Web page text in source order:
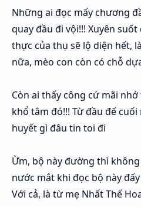
Những ai đọc mấy chương
quay đầu đi vội!!! Xuyên
thực của thụ sẽ lộ diện hết,
nữa, mèo con còn có chỗ
Còn ai thấy công cứ mãi
khổ tâm đó!!! Từ đầu đế
huyết gì đâu tin toi đi
Ừm, bộ này đường thì
nước mắt khi đọc bộ này
Với cả, là từ mẹ Nhất Thế